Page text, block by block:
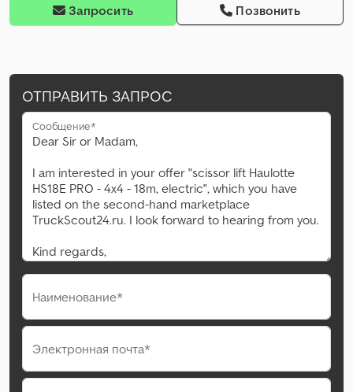
Запросить Позвонить
ОТПРАВИТЬ ЗАПРОС
Сообщение*
Наименование*
Электронная почта*